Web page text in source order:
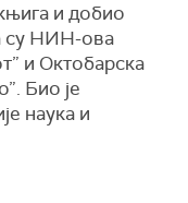
и добио
су НИН-ова
и Октобарска
Био је
наука и